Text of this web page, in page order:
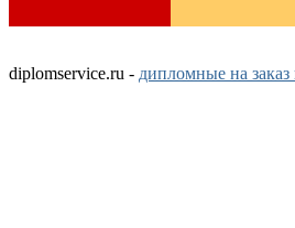
diplomservice.ru - дипломные на заказ